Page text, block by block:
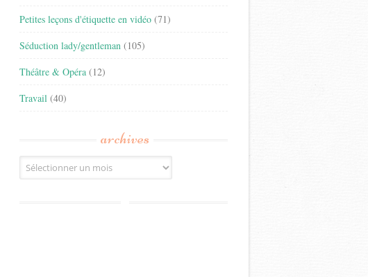
Petites leçons d'étiquette en vidéo (71)
Séduction lady/gentleman (105)
Théâtre & Opéra (12)
Travail (40)
archives
Archives